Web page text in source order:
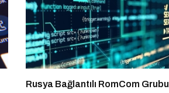
Rusya Bağlantılı RomCom Grubu